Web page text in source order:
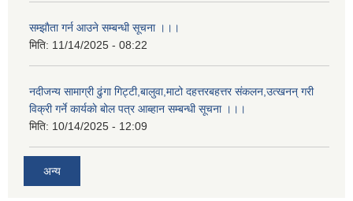
सम्झाैता गर्न आउने सम्बन्धी सूचना ।।।
मिति: 11/14/2025 - 08:22
नदीजन्य सामाग्री ढुंगा गिट्टी,बालुवा,माटो दहत्तरबहत्तर संकलन,उत्खनन् गरी
विक्री गर्ने कार्यकाे बोल पत्र आब्हान सम्बन्धी सूचना ।।।
मिति: 10/14/2025 - 12:09
अन्य